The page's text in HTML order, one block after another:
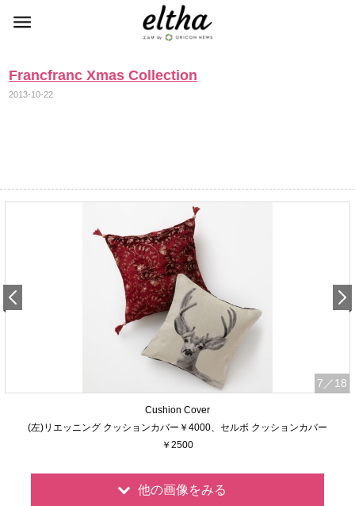
Francfranc Xmas Collection
2013-10-22
7 ／18
Cushion Cover
(左)リエッニング クッションカバー￥4000、セルボ クッションカバー
￥2500
他の画像をみる